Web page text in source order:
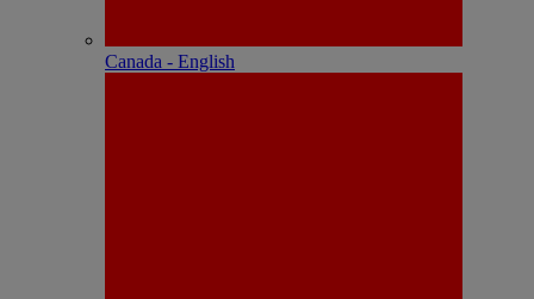
Canada - English